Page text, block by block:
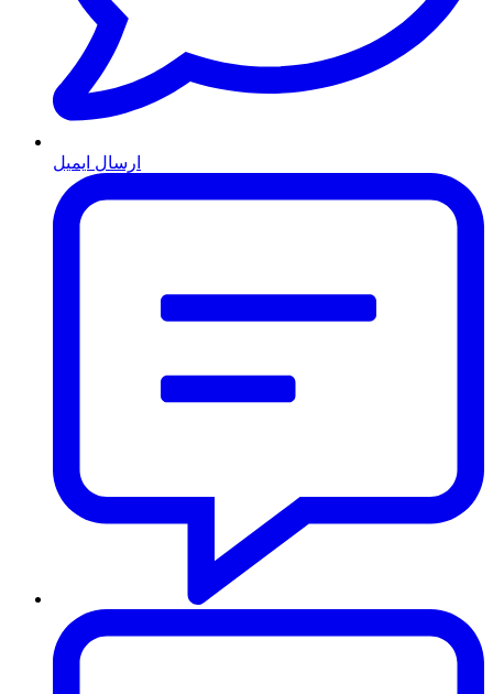
ارسال ایمیل